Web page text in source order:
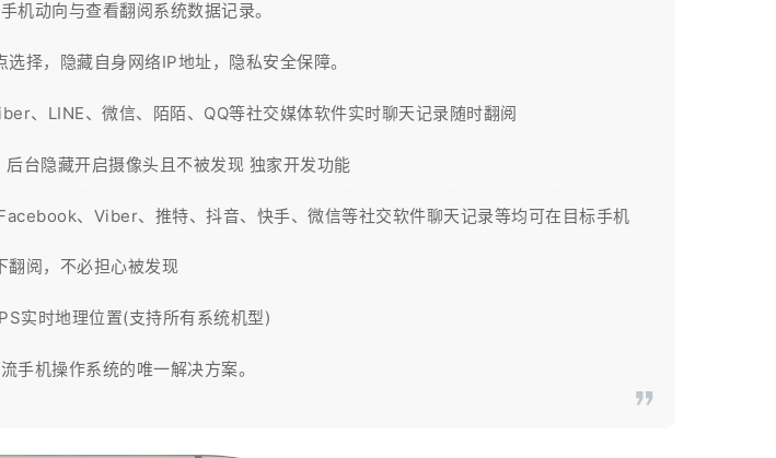
机动向与查看翻阅系统数据记录。
择，隐藏自身网络IP地址，隐私安全保障。
、LINE、微信、陌陌、QQ等社交媒体软件实时聊天记录随时翻阅
台隐藏开启摄像头且不被发现 独家开发功能
、Viber、推特、抖音、快手、微信等社交软件聊天记录等均可在目标手机
翻阅，不必担心被发现
实时地理位置(支持所有系统机型)
手机操作系统的唯一解决方案。